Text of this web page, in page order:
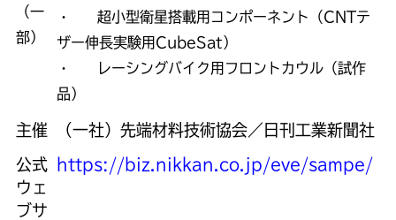
（一
部）
・ 超小型衛星搭載用コンポーネント（CNTテ
ザー伸長実験用CubeSat）
・ レーシングバイク用フロントカウル（試作
品）
主催 （一社）先端材料技術協会／日刊工業新聞社
公式
ウェ
ブサ
https://biz.nikkan.co.jp/eve/sampe/